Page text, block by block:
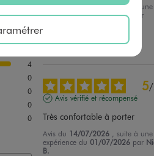
4
0
0
0
0
Avis du06/08/2026 , suite à une
expérience du24/07/2026
par
Utile(0) Signaler
5/
Avis vérifié et récompensé
Très confortable à porter
Avis du 14/07/2026
, suite à une
expérience du01/07/2026 par
B.